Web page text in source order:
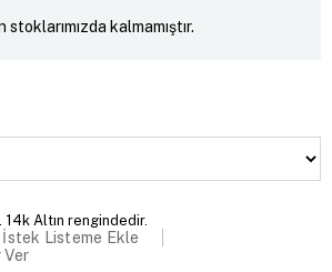
stoklarımızda kalmamıştır.
14k Altın rengindedir.
İstek Listeme Ekle
Ver